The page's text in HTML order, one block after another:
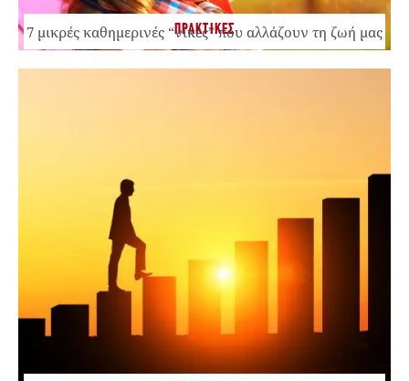
ΠΡΑΚΤΙΚΕΣ
7 μικρές καθημερινές “νίκες” που αλλάζουν τη ζωή μας